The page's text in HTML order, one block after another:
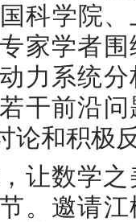
科学院
家学者
力系统
干前沿
论和积极
让数学
。邀请